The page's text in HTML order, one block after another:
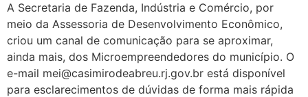
A Secretaria de Fazenda, Indústria e Comércio, por
meio da Assessoria de Desenvolvimento Econômico,
criou um canal de comunicação para se aproximar,
ainda mais, dos Microempreendedores do município. O
e-mail mei@casimirodeabreu.rj.gov.br está disponível
para esclarecimentos de dúvidas de forma mais rápida